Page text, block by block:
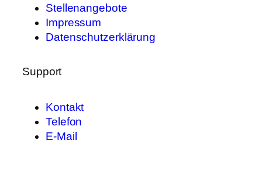
Stellenangebote
Impressum
Datenschutzerklärung
Support
Kontakt
Telefon
E-Mail